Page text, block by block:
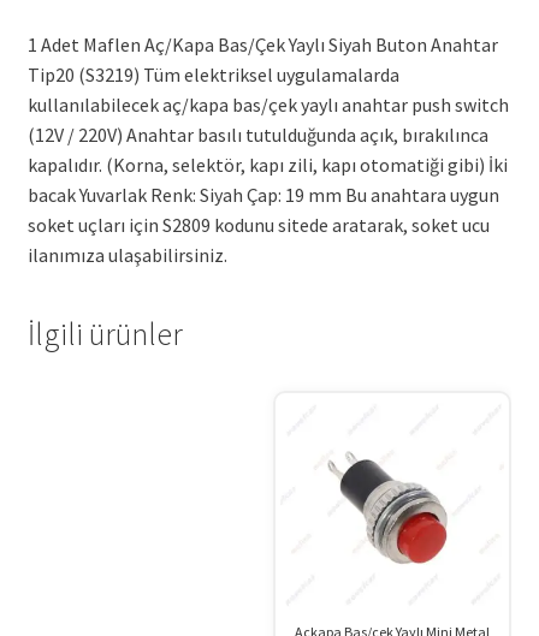
1 Adet Maflen Aç/Kapa Bas/Çek Yaylı Siyah Buton Anahtar
Tip20 (S3219) Tüm elektriksel uygulamalarda
kullanılabilecek aç/kapa bas/çek yaylı anahtar push switch
(12V / 220V) Anahtar basılı tutulduğunda açık, bırakılınca
kapalıdır. (Korna, selektör, kapı zili, kapı otomatiği gibi) İki
bacak Yuvarlak Renk: Siyah Çap: 19 mm Bu anahtara uygun
soket uçları için S2809 kodunu sitede aratarak, soket ucu
ilanımıza ulaşabilirsiniz.
İlgili ürünler
Açkapa Bas/çek Yaylı Mini Metal